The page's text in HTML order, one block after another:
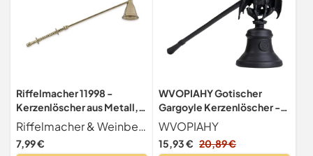
Riffelmacher 11998 -
Kerzenlöscher aus Metall,
Länge 25 cm, Silber, 1
Stück, für Advent,
Weihnachten oder den
Riffelmacher & Weinberger
7,99 €
WVOPIAHY Gotischer
Gargoyle Kerzenlöscher -
16.8cm Griff, Ø4cm
Becher, 7.5cm H -
Mystische Heimdekoration
WVOPIAHY
15,93 € 20,89 €